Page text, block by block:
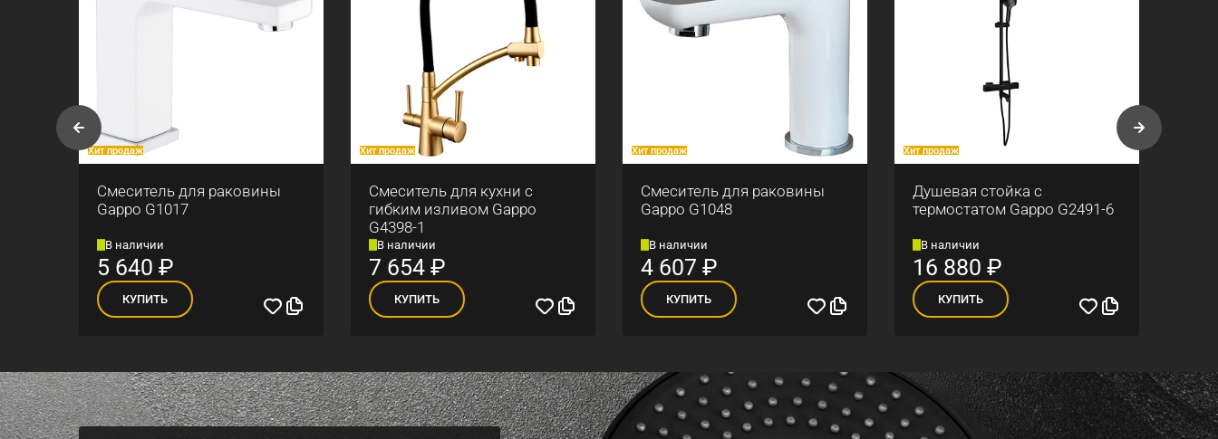
Хит продаж
Смеситель для раковины
Gappo G1017
В наличии
5 640 ₽
КУПИТЬ
Хит продаж
Смеситель для кухни с
гибким изливом Gappo
G4398-1
В наличии
7 654₽
КУПИТЬ
Хит продаж
Смеситель для раковины
Gappo G1048
В наличии
4 607 ₽
КУПИТЬ
Хит продаж
Душевая стойка с
термостатом Gappo G2491-6
В наличии
16 880 ₽
КУПИТЬ